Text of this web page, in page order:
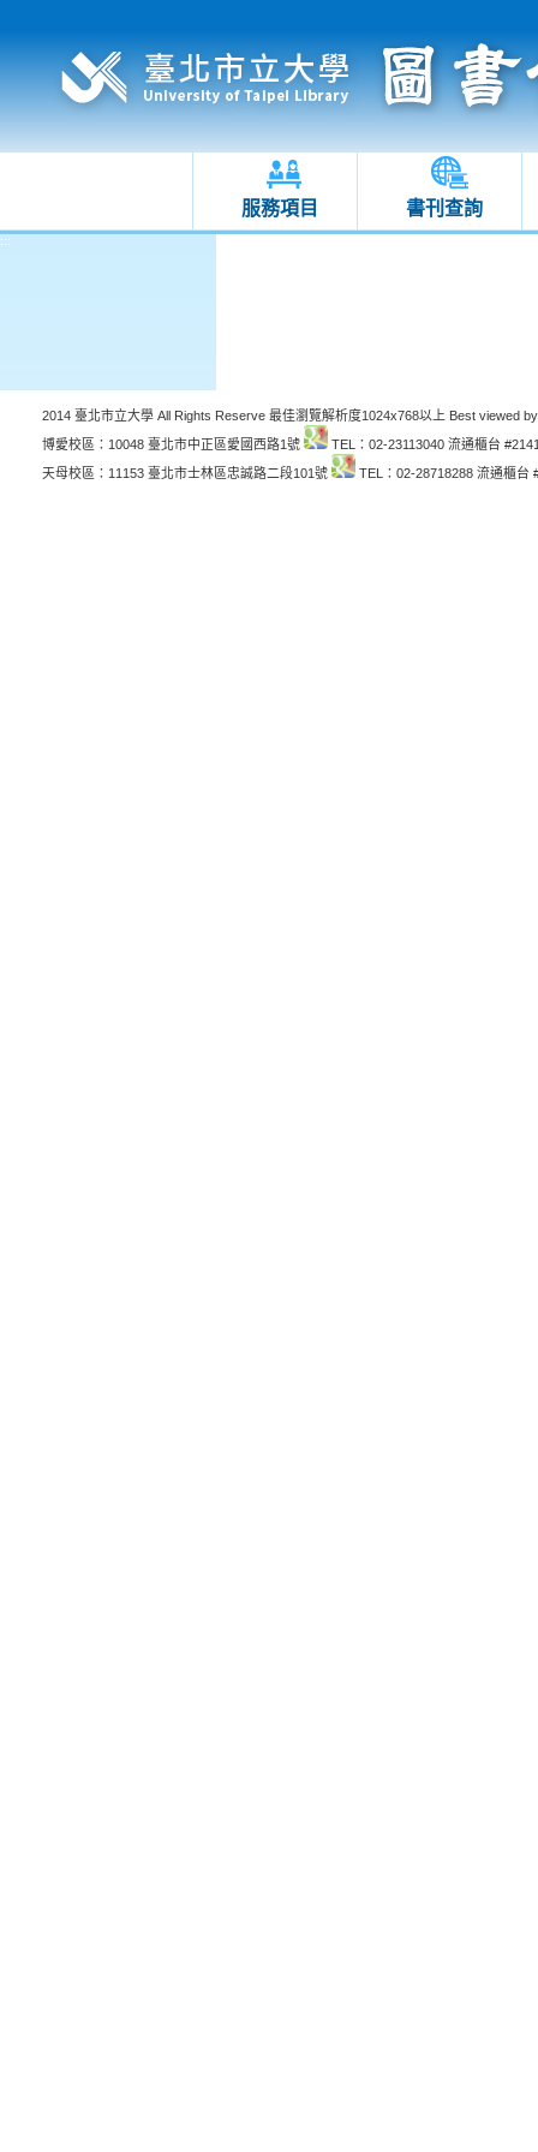
服務項目 書刊查詢
:::
2014 臺北市立大學 All Rights Reserve 最佳瀏覽解析度1024x768以上 Best viewed
博愛校區：10048 臺北市中正區愛國西路1號
TEL：02-23113040 流通櫃台
天母校區：11153 臺北市士林區忠誠路二段101號
TEL：02-28718288 流通櫃台